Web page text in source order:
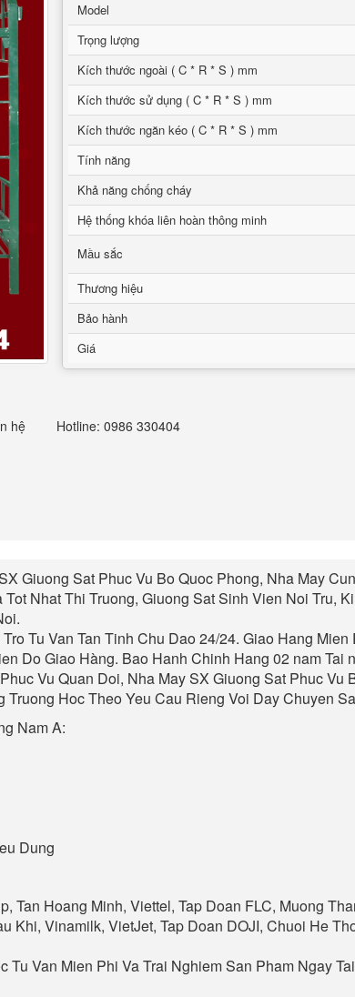
Model
Trọng lượng
Kích thước ngoài ( C * R * S ) mm
Kích thước sử dụng ( C * R * S ) mm
Kích thước ngăn kéo ( C * R * S ) mm
Tính năng
Khả năng chống cháy
Hệ thống khóa liên hoàn thông minh
Mầu sắc
Thương hiệu
Bảo hành
Giá
hệ Hotline: 0986 330404
Giuong Sat Phuc Vu Bo Quoc Phong, Nha May
Nhat Thi Truong, Giuong Sat Sinh Vien Noi Tru,
Tu Van Tan Tinh Chu Dao 24/24. Giao Hang
Do Giao Hàng. Bao Hanh Chinh Hang 02 nam Tai
Vu Quan Doi, Nha May SX Giuong Sat Phuc
Hoc Theo Yeu Cau Rieng Voi Day Chuyen
Nam A:
Dung
Tan Hoang Minh, Viettel, Tap Doan FLC, Muong
Khi, Vinamilk, VietJet, Tap Doan DOJI, Chuoi He
Tu Van Mien Phi Va Trai Nghiem San Pham Ngay